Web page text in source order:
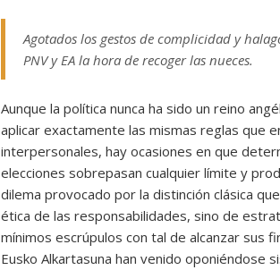
Agotados los gestos de complicidad y
PNV y EA la hora de recoger las nueces.
Aunque la política nunca ha sido un reino
aplicar exactamente las mismas reglas que
interpersonales, hay ocasiones en que
elecciones sobrepasan cualquier límite y
dilema provocado por la distinción clásica
ética de las responsabilidades, sino de
mínimos escrúpulos con tal de alcanzar sus
Eusko Alkartasuna han venido oponiéndose